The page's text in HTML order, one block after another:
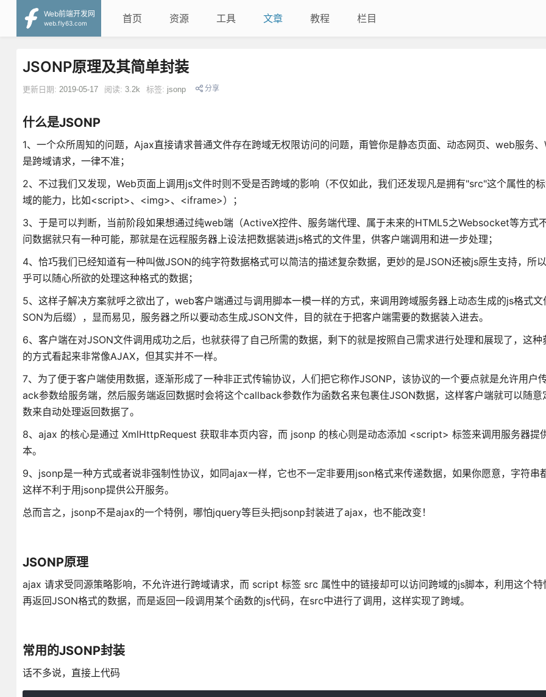
Web前端开发网
web.fly63.com
首页 资源 工具 文章 教程 栏目
JSONP原理及其简单封装
更新日期: 2019-05-17 阅读: 3.2k 标签: jsonp 分享
什么是JSONP
1、一个众所周知的问题，Ajax直接请求普通文件存在跨域无权限访问的问题，甭管你是静态页面、动态网页、web服务
是跨域请求，一律不准；
2、不过我们又发现，Web页面上调用js文件时则不受是否跨域的影响（不仅如此，我们还发现凡是拥有"src"这个属性的
域的能力，比如<script>、<img>、<iframe>）；
3、于是可以判断，当前阶段如果想通过纯web端（ActiveX控件、服务端代理、属于未来的HTML5之Websocket等方式
问数据就只有一种可能，那就是在远程服务器上设法把数据装进js格式的文件里，供客户端调用和进一步处理；
4、恰巧我们已经知道有一种叫做JSON的纯字符数据格式可以简洁的描述复杂数据，更妙的是JSON还被js原生支持，所
乎可以随心所欲的处理这种格式的数据；
5、这样子解决方案就呼之欲出了，web客户端通过与调用脚本一模一样的方式，来调用跨域服务器上动态生成的js格式文
SON为后缀），显而易见，服务器之所以要动态生成JSON文件，目的就在于把客户端需要的数据装入进去。
6、客户端在对JSON文件调用成功之后，也就获得了自己所需的数据，剩下的就是按照自己需求进行处理和展现了，这种
的方式看起来非常像AJAX，但其实并不一样。
7、为了便于客户端使用数据，逐渐形成了一种非正式传输协议，人们把它称作JSONP，该协议的一个要点就是允许用户
ack参数给服务端，然后服务端返回数据时会将这个callback参数作为函数名来包裹住JSON数据，这样客户端就可以随意
数来自动处理返回数据了。
8、ajax 的核心是通过 XmlHttpRequest 获取非本页内容，而 jsonp 的核心则是动态添加 <script> 标签来调用服务器提
本。
9、jsonp是一种方式或者说非强制性协议，如同ajax一样，它也不一定非要用json格式来传递数据，如果你愿意，字符串
这样不利于用jsonp提供公开服务。
总而言之，jsonp不是ajax的一个特例，哪怕jquery等巨头把jsonp封装进了ajax，也不能改变！
JSONP原理
ajax 请求受同源策略影响，不允许进行跨域请求，而 script 标签 src 属性中的链接却可以访问跨域的js脚本，利用这个特
再返回JSON格式的数据，而是返回一段调用某个函数的js代码，在src中进行了调用，这样实现了跨域。
常用的JSONP封装
话不多说，直接上代码